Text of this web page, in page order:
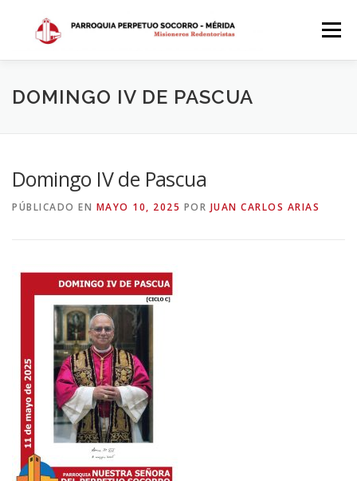
contenido
Menú
INICIO DÓNDE ESTAMOS HISTORIA
SACRAMENTOS CALENDARIO PARROQUIAL 2024
DOMINGO IV DE PASCUA
Domingo IV de Pascua
PÚBLICADO EN MAYO 10, 2025 POR JUAN CARLOS ARIAS